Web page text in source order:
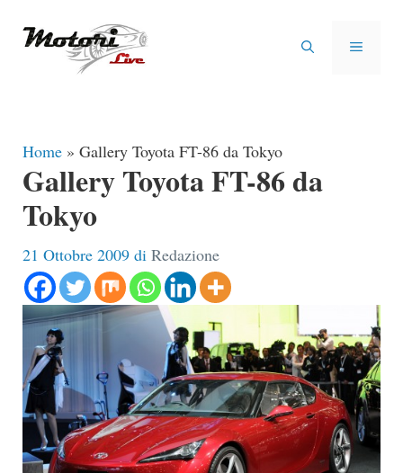
MENU
Home » Gallery Toyota FT-86 da Tokyo
Gallery Toyota FT-86 da
Tokyo
21 Ottobre 2009 di Redazione